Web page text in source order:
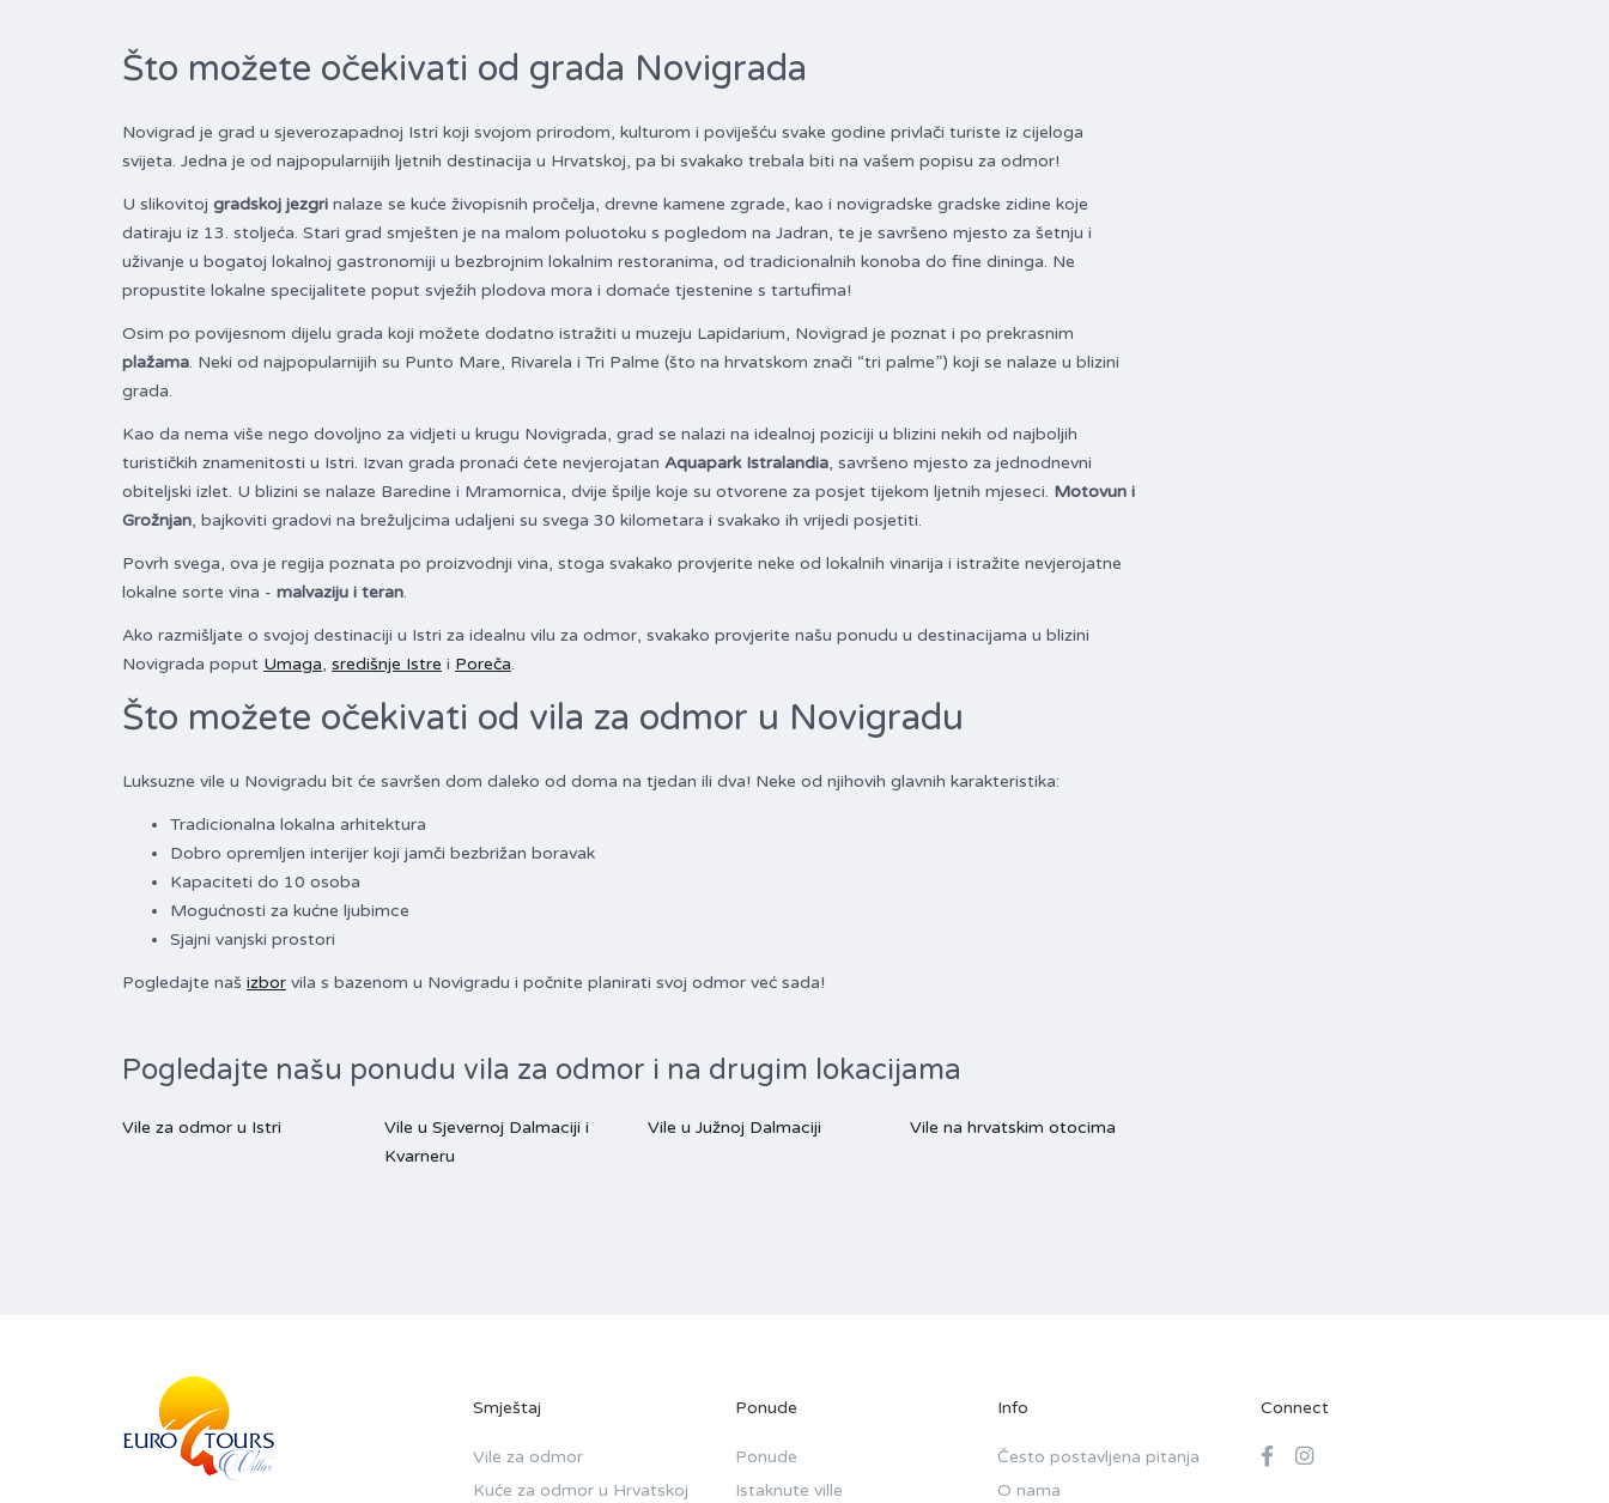
Što možete očekivati od grada Novigrada
Novigrad je grad u sjeverozapadnoj Istri koji svojom prirodom, kulturom i poviješću svake godine privlači turiste iz cijeloga
svijeta. Jedna je od najpopularnijih ljetnih destinacija u Hrvatskoj, pa bi svakako trebala biti na vašem popisu za odmor!
U slikovitoj gradskoj jezgri nalaze se kuće živopisnih pročelja, drevne kamene zgrade, kao i novigradske gradske zidine koje
datiraju iz 13. stoljeća. Stari grad smješten je na malom poluotoku s pogledom na Jadran, te je savršeno mjesto za šetnju i
uživanje u bogatoj lokalnoj gastronomiji u bezbrojnim lokalnim restoranima, od tradicionalnih konoba do fine dininga. Ne
propustite lokalne specijalitete poput svježih plodova mora i domaće tjestenine s tartufima!
Osim po povijesnom dijelu grada koji možete dodatno istražiti u muzeju Lapidarium, Novigrad je poznat i po prekrasnim
plažama. Neki od najpopularnijih su Punto Mare, Rivarela i Tri Palme (što na hrvatskom znači “tri palme”) koji se nalaze u blizini
grada.
Kao da nema više nego dovoljno za vidjeti u krugu Novigrada, grad se nalazi na idealnoj poziciji u blizini nekih od najboljih
turističkih znamenitosti u Istri. Izvan grada pronaći ćete nevjerojatan Aquapark Istralandia, savršeno mjesto za jednodnevni
obiteljski izlet. U blizini se nalaze Baredine i Mramornica, dvije špilje koje su otvorene za posjet tijekom ljetnih mjeseci. Motovun i
Grožnjan, bajkoviti gradovi na brežuljcima udaljeni su svega 30 kilometara i svakako ih vrijedi posjetiti.
Povrh svega, ova je regija poznata po proizvodnji vina, stoga svakako provjerite neke od lokalnih vinarija i istražite nevjerojatne
lokalne sorte vina - malvaziju i teran.
Ako razmišljate o svojoj destinaciji u Istri za idealnu vilu za odmor, svakako provjerite našu ponudu u destinacijama u blizini
Novigrada poput Umaga, središnje Istre i Poreča.
Što možete očekivati od vila za odmor u Novigradu
Luksuzne vile u Novigradu bit će savršen dom daleko od doma na tjedan ili dva! Neke od njihovih glavnih karakteristika:
Tradicionalna lokalna arhitektura
Dobro opremljen interijer koji jamči bezbrižan boravak
Kapaciteti do 10 osoba
Mogućnosti za kućne ljubimce
Sjajni vanjski prostori
Pogledajte naš izbor vila s bazenom u Novigradu i počnite planirati svoj odmor već sada!
Pogledajte našu ponudu vila za odmor i na drugim lokacijama
Vile za odmor u Istri
Vile u Sjevernoj Dalmaciji i
Kvarneru
Vile u Južnoj Dalmaciji Vile na hrvatskim otocima
Smještaj
Vile za odmor
Kuće za odmor u Hrvatskoj
Ponude
Ponude
Istaknute ville
Info
Često postavljena pitanja
O nama
Connect